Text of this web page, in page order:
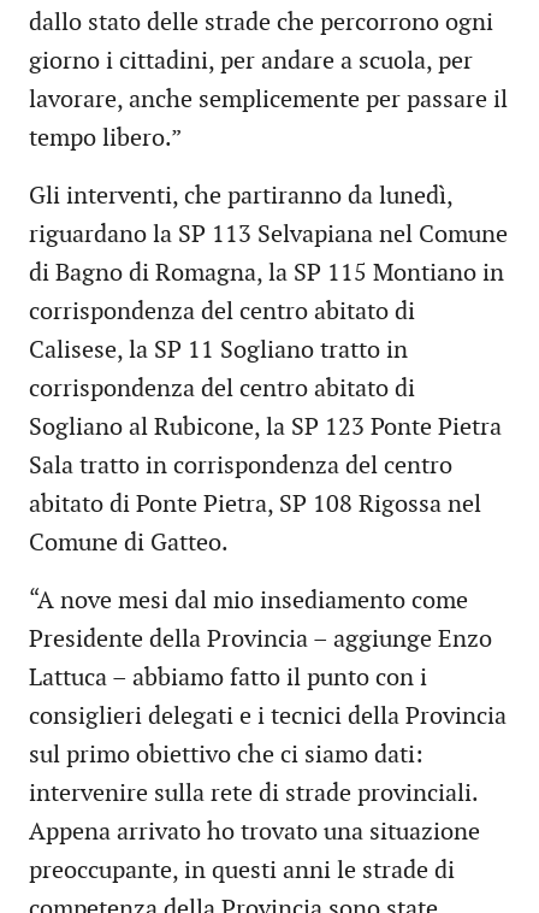
dallo stato delle strade che percorrono ogni
giorno i cittadini, per andare a scuola, per
lavorare, anche semplicemente per passare il
tempo libero.”
Gli interventi, che partiranno da lunedì,
riguardano la SP 113 Selvapiana nel Comune
di Bagno di Romagna, la SP 115 Montiano in
corrispondenza del centro abitato di
Calisese, la SP 11 Sogliano tratto in
corrispondenza del centro abitato di
Sogliano al Rubicone, la SP 123 Ponte Pietra
Sala tratto in corrispondenza del centro
abitato di Ponte Pietra, SP 108 Rigossa nel
Comune di Gatteo.
“A nove mesi dal mio insediamento come
Presidente della Provincia – aggiunge Enzo
Lattuca – abbiamo fatto il punto con i
consiglieri delegati e i tecnici della Provincia
sul primo obiettivo che ci siamo dati:
intervenire sulla rete di strade provinciali.
Appena arrivato ho trovato una situazione
preoccupante, in questi anni le strade di